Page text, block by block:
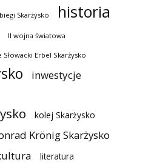
biegi Skarżysko historia
II wojna światowa
Erbel Skarżysko
inwestycje
kolej Skarżysko
Krönig Skarżysko
literatura